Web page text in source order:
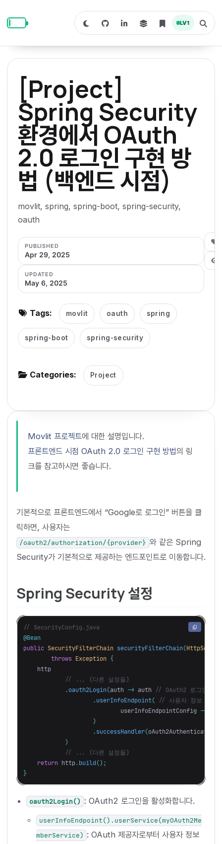
p
p
p
S
w
c
d
a
r
k
m
o
d
LV1
T
o
l
[Project]
Spring Security
환경에서 OAuth
2.0 로그인 구현 방
법 (백엔드 시점)
movlit, spring, spring-boot, spring-security,
oauth
PUBLISHED
Apr 29, 2025
UPDATED
May 6, 2025
Tags: movlit oauth spring
spring-boot spring-security
Categories: Project
Movlit 프로젝트에 대한 설명입니다.
프론트엔드 시점 OAuth 2.0 로그인 구현 방법의 링
크를 참고하시면 좋습니다.
기본적으로 프론트엔드에서 “Google로 로그인” 버튼을 클
릭하면, 사용자는
/oauth2/authorization/{provider} 와 같은 Spring
Security가 기본적으로 제공하는 엔드포인트로 이동합니다.
Spring Security 설정
// SecurityConfig.java
@Bean
public SecurityFilterChain securityFilterChain(
throws Exception {
http
// ... (다른 설정들)
. oauth2Login(auth -> auth
// OAuth2 로그인 설
. userInfoEndpoint(
// 사용자 정보 가져
userInfoEndpointConfig ->
)
. successHandler(
)
// ... (다른 설정들)
return http. build();
}
oauth2Login() : OAuth2 로그인을 활성화합니다.
userInfoEndpoint().userService(myOAuth2Me
mberService) : OAuth 제공자로부터 사용자 정보